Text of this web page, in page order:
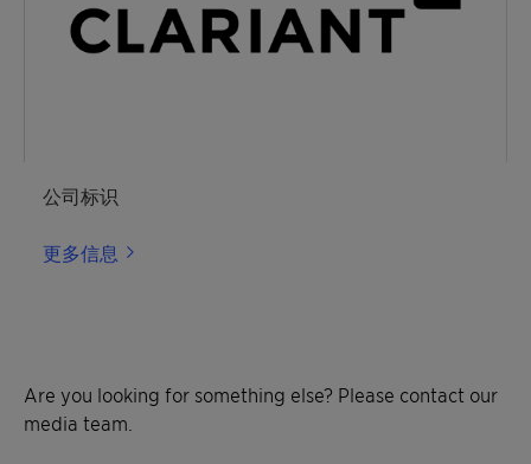
公司标识
更多信息
Are you looking for something else? Please contact our
media team.